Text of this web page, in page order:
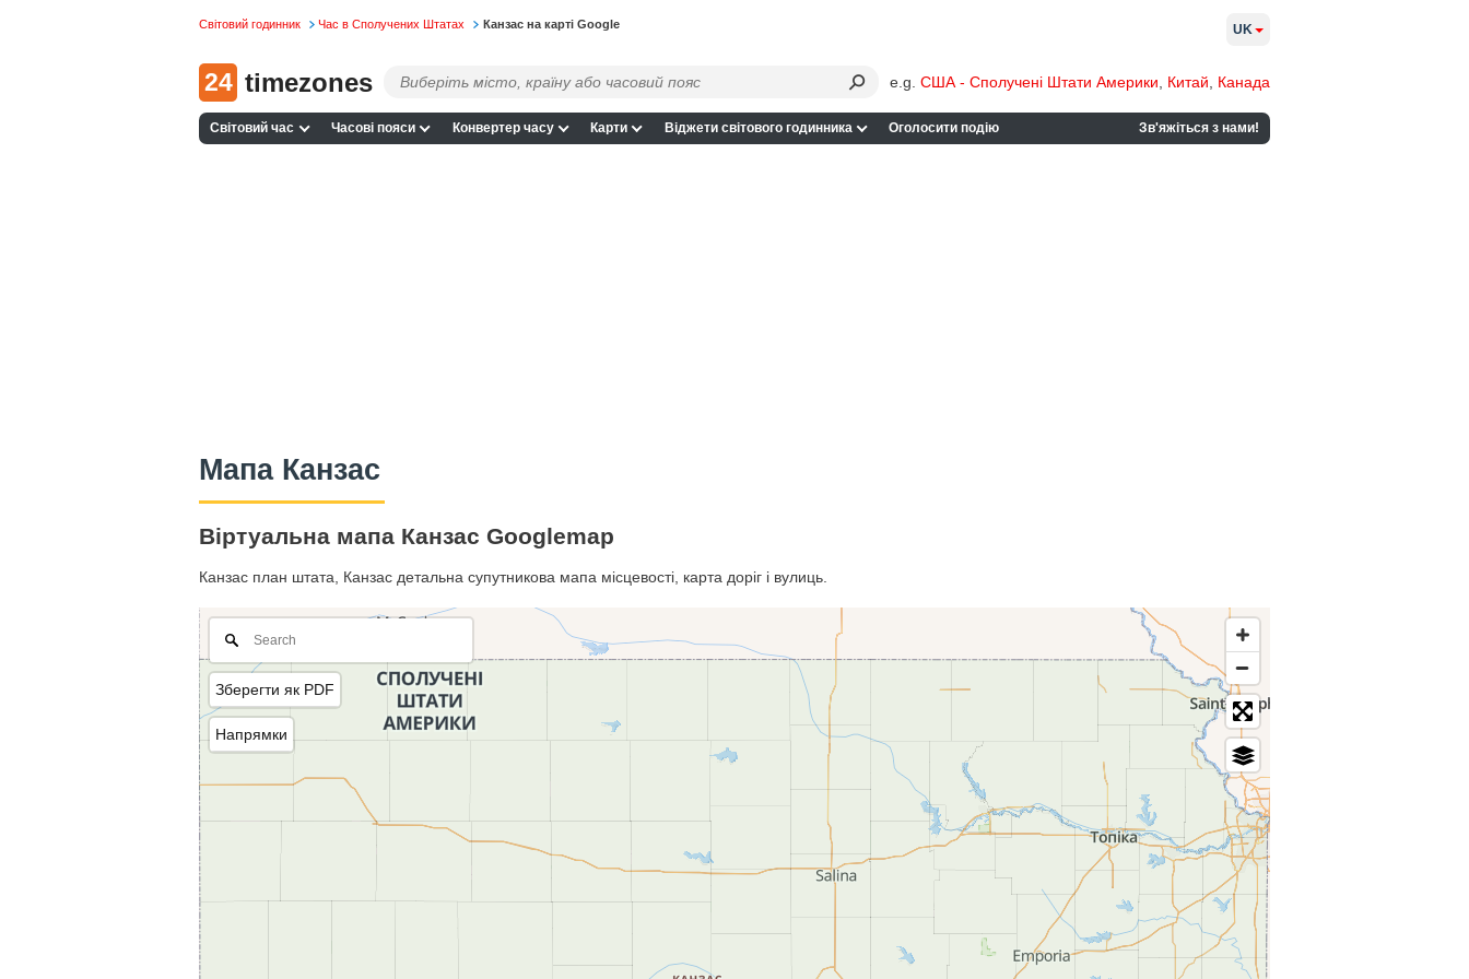
Світовий годинник Час в Сполучених Штатах Канзас на карті Google
24 timezones e.g. США - Сполучені Штати Америки Китай Канада
Світовий час Часові пояси Конвертер часу Карти Віджети світового годинника Оголосити подію Зв'яжіться з нами!
UK
Мапа Канзас
Віртуальна мапа Канзас Googlemap
Канзас план штата, Канзас детальна супутникова мапа місцевості, карта доріг і вулиць.
Зберегти як PDF
Напрямки